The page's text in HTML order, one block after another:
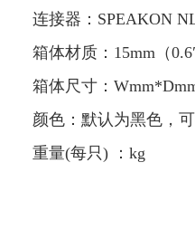
连接器：SPEAKON
箱体材质：15mm（
箱体尺寸：
颜色：默认为黑色，
重量(每只) ：kg